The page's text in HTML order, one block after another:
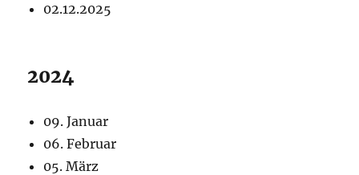
02.12.2025
2024
09. Januar
06. Februar
05. März